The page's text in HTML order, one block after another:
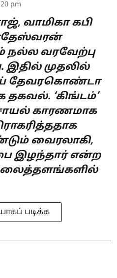
pm
வாமிகா கபி
நல்ல வரவேற்பு
இதில் முதலில்
தேவரகொண்டா
தகவல். ‘கிங்டம்’
காரணமாக
வைரலாகி,
இழந்தார் என்ற
படிக்க